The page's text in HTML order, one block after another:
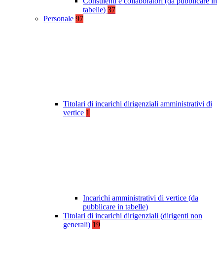
tabelle) 37
Personale 97
Titolari di incarichi dirigenziali amministrativi di
vertice 1
Incarichi amministrativi di vertice (da
pubblicare in tabelle)
Titolari di incarichi dirigenziali (dirigenti non
generali) 19